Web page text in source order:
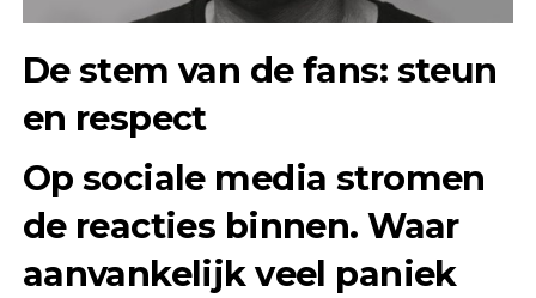
De stem van de fans: steun
en respect
Op sociale media stromen
de reacties binnen. Waar
aanvankelijk veel paniek